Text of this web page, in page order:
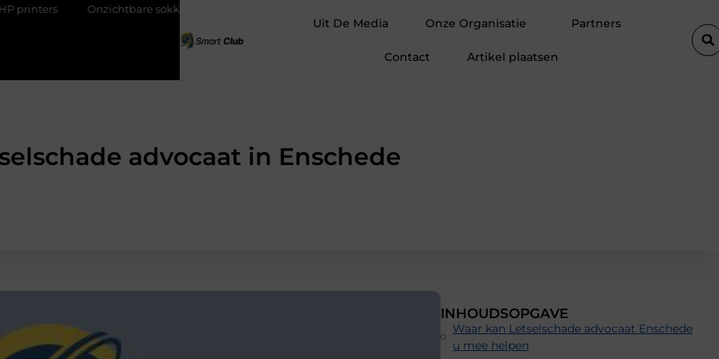
sokken met maximaal comfort
Uit De Media Onze Organisatie Partners
Contact Artikel plaatsen
advocaat in Enschede
INHOUDSOPGAVE
Waar kan Letselschade advocaat Enschede
u mee helpen